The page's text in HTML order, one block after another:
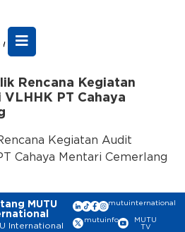
Rencana Kegiatan
PT Cahaya
Kegiatan Audit
Cahaya Mentari Cemerlang
MUTU
International
mutuinternational
mutuinfo
MUTU
TV